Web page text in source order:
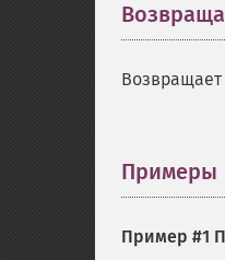
Примеры
Пример #1